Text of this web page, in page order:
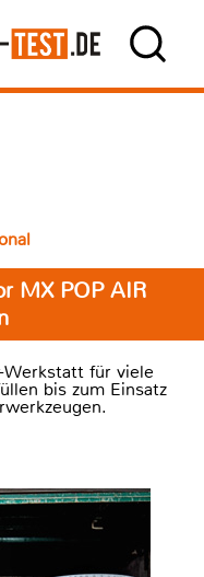
MX POP AIR
für viele
bis zum Einsatz